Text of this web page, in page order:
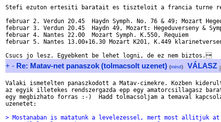
Stefi ezuton ertesiti baratait es tiszteloit a francia turne
februar 2. Verdun 20.45  Haydn Symph. No. 76 & 49; Mozart
februar 3. Verdun 20.45  Haydn 49, Mozart: Hegeduverseny &
februar 4. Nantes 22.00  Mozart Symph. K.550, Requiem
februar 5. Nantes 13.00+16.30 Mozart K201, K.449
+ - Re: Matav-net panaszok (tolmacsolt uzenet) (mind) VÁLASZ
Valaki ismetelten panaszkodott a Matav-cimekre. Kozben
az egyik illetekes rendszergazda epp egy amatorcsillagasz
egy megbizhato forras :-)  Hadd tolmacsoljam a temaval
uzenetet:
> Mostanaban is matatunk a levelezessel, mert most allitjuk